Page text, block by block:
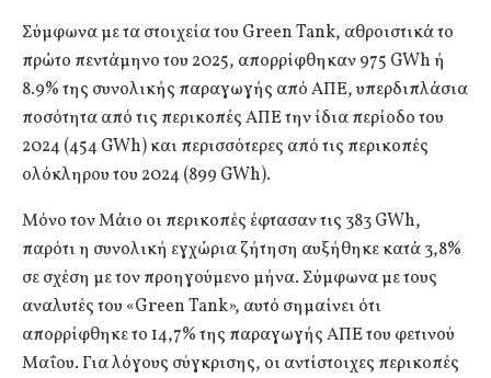
Σύμφωνα με τα στοιχεία του Green Tank, αθροιστικά το
πρώτο πεντάμηνο του 2025, απορρίφθηκαν 975 GWh ή
8.9% της συνολικής παραγωγής από ΑΠΕ, υπερδιπλάσια
ποσότητα από τις περικοπές ΑΠΕ την ίδια περίοδο του
2024 (454 GWh) και περισσότερες από τις περικοπές
ολόκληρου του 2024 (899 GWh).
Μόνο τον Μάιο οι περικοπές έφτασαν τις 383 GWh,
παρότι η συνολική εγχώρια ζήτηση αυξήθηκε κατά 3,8%
σε σχέση με τον προηγούμενο μήνα. Σύμφωνα με τους
αναλυτές του «Green Tank», αυτό σημαίνει ότι
απορρίφθηκε το 14,7% της παραγωγής ΑΠΕ του φετινού
Μαΐου. Για λόγους σύγκρισης, οι αντίστοιχες περικοπές